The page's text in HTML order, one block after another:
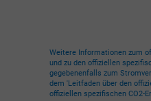
Weitere Informationen zum
und zu den offiziellen
gegebenenfalls zum
dem 'Leitfaden über den
offiziellen spezifischen CO2-